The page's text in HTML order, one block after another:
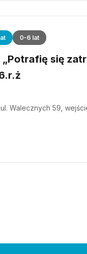
0-6 lat
się
Walecznych 59,